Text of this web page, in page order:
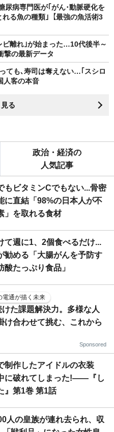
尿病専門医が｢がん･動脈硬化を
る魚の種類｣【最強の魚活術3
離れ｣が始まった…10代後半～
撃の最新データ
ても､寿司は奪えない…｢スシロ
人客の本音
る
政治・経済の
人気記事
もビタミンCでもない...骨密
に直結「98%の日本人が不
」を取れる食材
て週に1、2個食べるだけ...
勧める「大腸がんを予防す
酸たっぷり食品」
電通が描く未来
た課題解決力。多様な人
け合わせて挑む、これから
Sponsored
制作したアイドルの衣装
に破れてしまった!――『し
』第1巻 第1話
人の皇族が連れ去られ、収